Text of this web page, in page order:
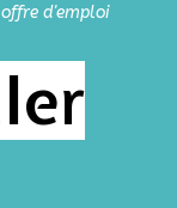
offre d'emploi